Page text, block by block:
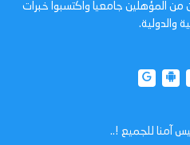
من المؤهلين جامعيا واكتسبوا خبرات
والدولية.
آمنا للجميع !..